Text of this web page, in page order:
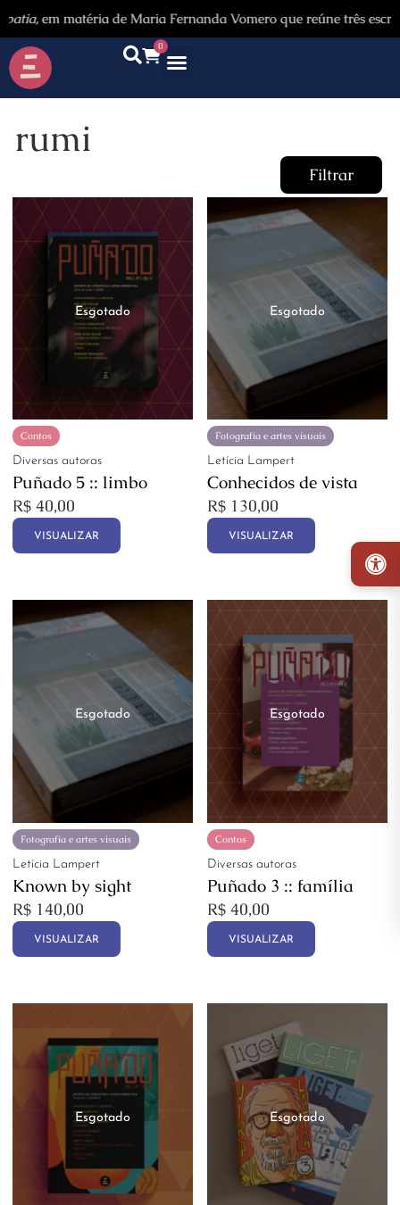
em matéria de Maria Fernanda Vomero que reúne três
0
rumi
Filtrar
Categorias
Autores
Promoção
Contos
Diversas autoras
Puñado 5 :: limbo
R$ 40,00
VISUALIZAR
Fotografia e artes visuais
Letícia Lampert
Conhecidos de vista
R$ 130,00
VISUALIZAR
Fotografia e artes visuais
Letícia Lampert
Known by sight
R$ 140,00
VISUALIZAR
Contos
Diversas autoras
Puñado 3 :: família
R$ 40,00
VISUALIZAR